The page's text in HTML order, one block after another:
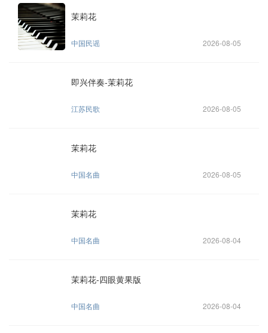
茉莉花
中国民谣 2026-08-05
即兴伴奏-茉莉花
江苏民歌 2026-08-05
茉莉花
中国名曲 2026-08-05
茉莉花
中国名曲 2026-08-04
茉莉花-四眼黄果版
中国名曲 2026-08-04